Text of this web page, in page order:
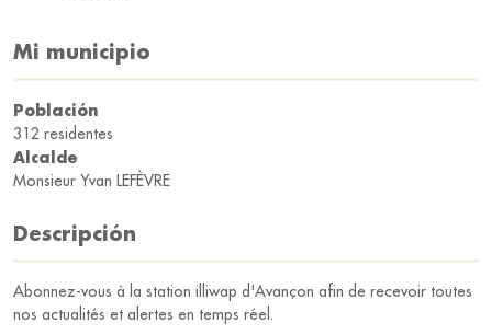
Mi municipio
Población
312 residentes
Alcalde
Monsieur Yvan LEFÈVRE
Descripción
Abonnez-vous à la station illiwap d'Avançon afin de recevoir toutes
nos actualités et alertes en temps réel.